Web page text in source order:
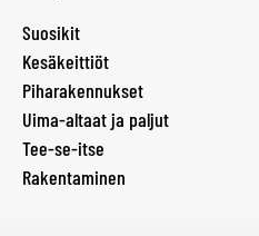
Suosikit
Kesäkeittiöt
Piharakennukset
Uima-altaat ja paljut
Tee-se-itse
Rakentaminen